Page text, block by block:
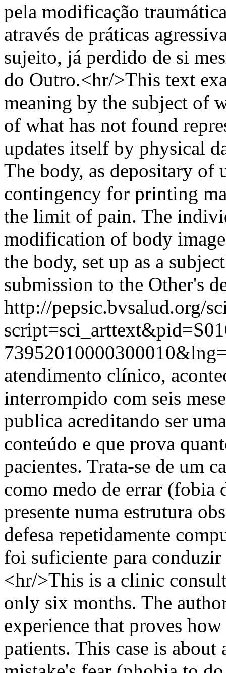
pela modificação
através de práticas
sujeito, já perdido de si
do Outro.<hr/>This text
meaning by the subject of
of what has not found
updates itself by physical
The body, as depositary of
contingency for printing
the limit of pain. The
modification of body
the body, set up as a
submission to the Other's
http://pepsic.bvsalud.org/
atendimento clínico,
interrompido com seis
publica acreditando ser
conteúdo e que prova
pacientes. Trata-se de um
como medo de errar (fobia
presente numa estrutura
defesa repetidamente
foi suficiente para
<hr/>This is a clinic
only six months. The
experience that proves
patients. This case is